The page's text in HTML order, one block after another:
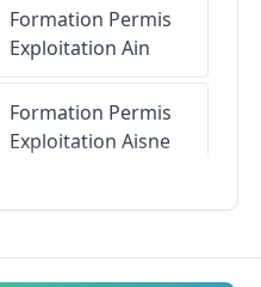
Formation Permis
Exploitation Ain
Formation Permis
Exploitation Aisne
Formation Permis